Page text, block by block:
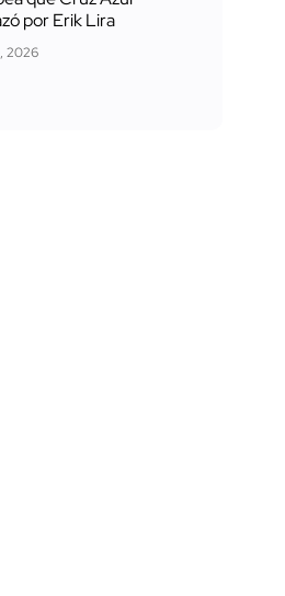
por Erik Lira
2026